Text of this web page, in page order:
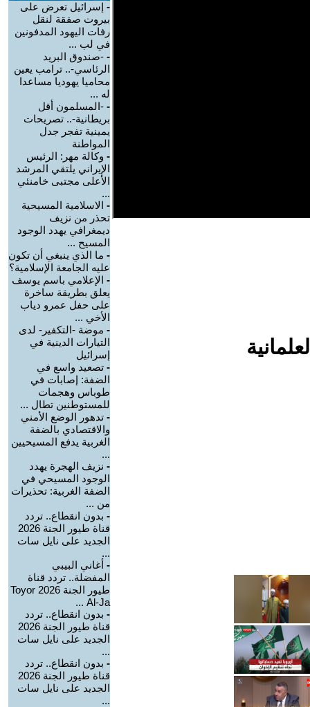
- إسرائيل تعرض على
بيروت صفقة لنقل
رفات اليهود المدفونين
في لب ...
- -صندوق البريد
الرئاسي-.. ترامب يعين
محاميا يهوديا مساعدا
له ...
- -المسلمون أقل
بريطانية-.. تصريحات
يمينية تفجر جدل
المواطنة
- وكالة مهر: الرئيس
الإيراني يلتقي المرشد
الأعلى مجتبى خامنئي
...
- الاسلامية المسيحية
تحذر من نزيف
ديمغرافي يهدد الوجود
المسيح ...
- ما الذي ينبغي أن تكون
عليه الجامعة الإسلامية؟
- الإعلامي باسم يوسف
يعلق بطريقة ساخرة
على حفل عمرو دياب
الأخي ...
- موضة -التكفير- لدى
التيارات الدينية في
إسرائيل
- تصعيد واسع في
الضفة: إصابات في
طوباس وهجمات
للمستوطنين تطال ...
- تدهور الوضع الأمني
والاقتصادي بالضفة
الغربية يدفع المسيحيين
...
- نزيف الهجرة يهدد
الوجود المسيحي في
الضفة الغربية: تحذيرات
من ...
- بدون انقطاع.. تردد
قناة طيور الجنة 2026
الجديد على نايل سات
...
- أغاني البيبي
المفضلة.. تردد قناة
طيور الجنة 2026 Toyor
Al-Ja ...
- بدون انقطاع.. تردد
قناة طيور الجنة 2026
الجديد على نايل سات
...
- بدون انقطاع.. تردد
قناة طيور الجنة 2026
الجديد على نايل سات
...